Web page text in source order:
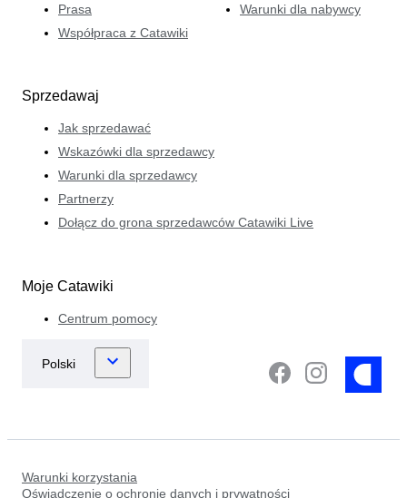
Prasa
Współpraca z Catawiki
Warunki dla nabywcy
Sprzedawaj
Jak sprzedawać
Wskazówki dla sprzedawcy
Warunki dla sprzedawcy
Partnerzy
Dołącz do grona sprzedawców Catawiki Live
Moje Catawiki
Centrum pomocy
Warunki korzystania
Oświadczenie o ochronie danych i prywatności